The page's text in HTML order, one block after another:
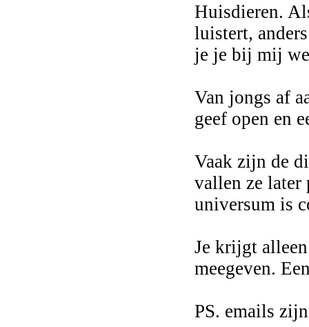
Huisdieren.
luistert,
je je bij mij
Van jongs af
geef open en
Vaak zijn de
vallen ze later
universum is
Je krijgt
meegeven.
PS. emails